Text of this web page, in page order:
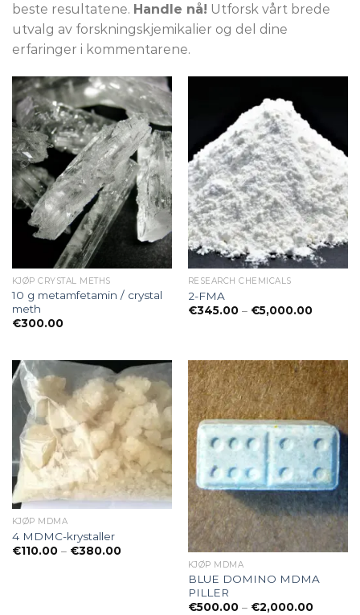
beste resultatene. Handle nå! Utforsk vårt brede
utvalg av forskningskjemikalier og del dine
erfaringer i kommentarene.
KJØP CRYSTAL METHS
10 g metamfetamin / crystal
meth
€300.00
RESEARCH CHEMICALS
2-FMA
€345.00 – €5,000.00
KJØP MDMA
4 MDMC-krystaller
€110.00 – €380.00Preisspanne:
KJØP MDMA
BLUE DOMINO MDMA
PILLER
€500.00 – €2,000.00